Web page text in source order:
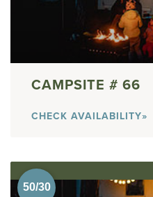
66
CHECK AVAILABILITY»